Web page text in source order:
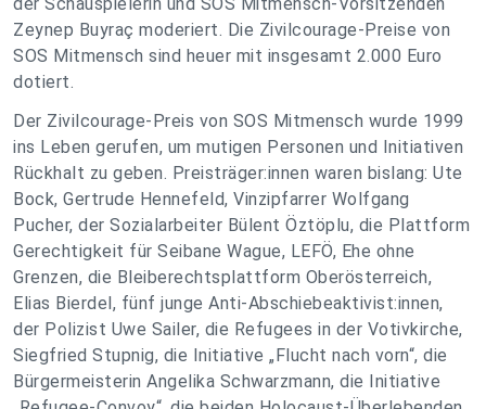
Zeynep Buyraç moderiert. Die Zivilcourage-Preise von
SOS Mitmensch sind heuer mit insgesamt 2.000 Euro
dotiert.
Der Zivilcourage-Preis von SOS Mitmensch wurde 1999
ins Leben gerufen, um mutigen Personen und Initiativen
Rückhalt zu geben. Preisträger:innen waren bislang: Ute
Bock, Gertrude Hennefeld, Vinzipfarrer Wolfgang
Pucher, der Sozialarbeiter Bülent Öztöplu, die Plattform
Gerechtigkeit für Seibane Wague, LEFÖ, Ehe ohne
Grenzen, die Bleiberechtsplattform Oberösterreich,
Elias Bierdel, fünf junge Anti-Abschiebeaktivist:innen,
der Polizist Uwe Sailer, die Refugees in der Votivkirche,
Siegfried Stupnig, die Initiative „Flucht nach vorn“, die
Bürgermeisterin Angelika Schwarzmann, die Initiative